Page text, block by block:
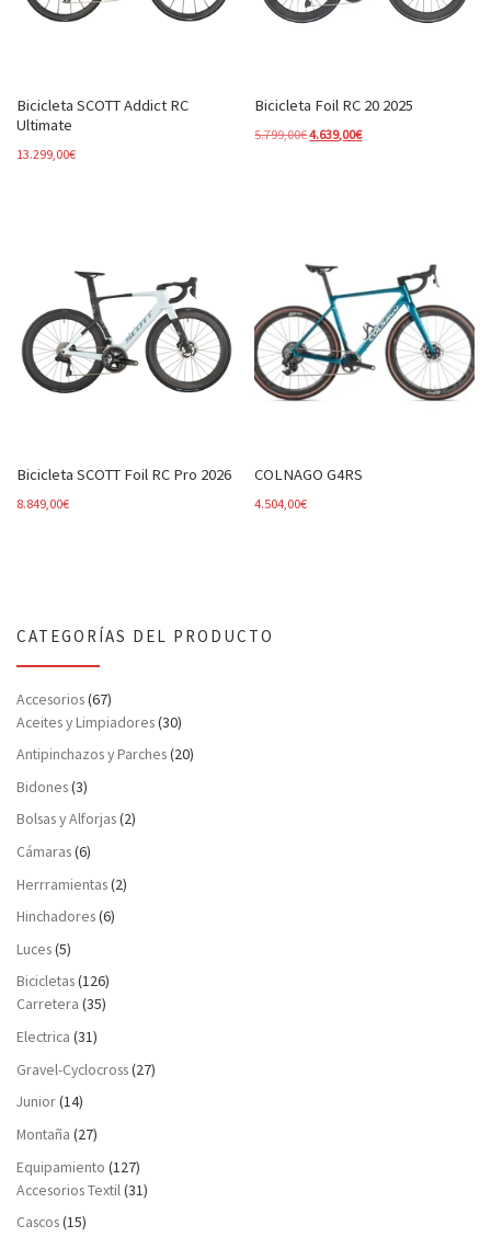
Bicicleta SCOTT Addict RC
Ultimate
13.299,00€
Bicicleta Foil RC 20 2025
5.799,00€El precio original era: 5.799,00€.
4.639,00€El precio actual es:
Bicicleta SCOTT Foil RC Pro 2026
8.849,00€
COLNAGO G4RS
4.504,00€
CATEGORÍAS DEL PRODUCTO
Accesorios(67)
Aceites y Limpiadores(30)
Antipinchazos y Parches(20)
Bidones(3)
Bolsas y Alforjas(2)
Cámaras(6)
Herrramientas(2)
Hinchadores(6)
Luces(5)
Bicicletas(126)
Carretera (35)
Electrica (31)
Gravel-Cyclocross(27)
Junior(14)
Montaña (27)
Equipamiento (127)
Accesorios Textil (31)
Cascos(15)